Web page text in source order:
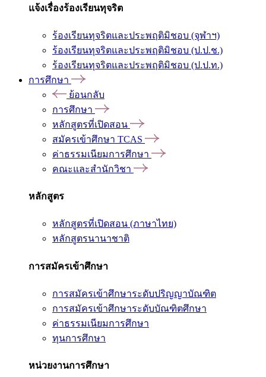
แจ้งเรื่องร้องเรียนทุจริต
ร้องเรียนทุจริตและประพฤติมิชอบ (จุฬาฯ)
ร้องเรียนทุจริตและประพฤติมิชอบ (ป.ป.ช.)
ร้องเรียนทุจริตและประพฤติมิชอบ (ป.ป.ท.)
การศึกษา
ย้อนกลับ
การศึกษา
หลักสูตรที่เปิดสอน
สมัครเข้าศึกษา TCAS
ค่าธรรมเนียมการศึกษา
คณะและสำนักวิชา
หลักสูตร
หลักสูตรที่เปิดสอน (ภาษาไทย)
หลักสูตรนานาชาติ
การสมัครเข้าศึกษา
การสมัครเข้าศึกษาระดับปริญญาบัณฑิต
การสมัครเข้าศึกษาระดับบัณฑิตศึกษา
ค่าธรรมเนียมการศึกษา
ทุนการศึกษา
หน่วยงานการศึกษา